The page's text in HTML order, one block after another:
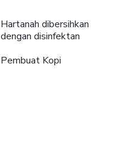
Hartanah dibersihkan
dengan disinfektan
Pembuat Kopi